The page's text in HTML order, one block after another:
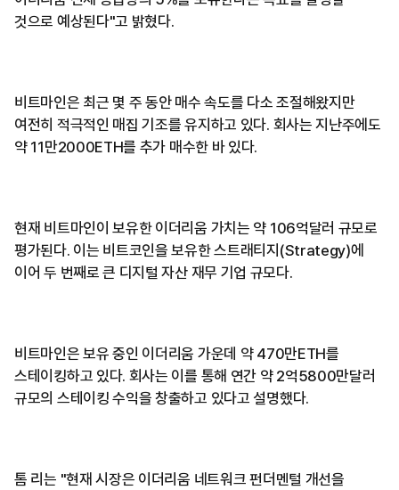
것으로 예상된다"고 밝혔다.
비트마인은 최근 몇 주 동안 매수 속도를 다소 조절해왔지만
여전히 적극적인 매집 기조를 유지하고 있다. 회사는 지난주에도
약 11만2000ETH를 추가 매수한 바 있다.
현재 비트마인이 보유한 이더리움 가치는 약 106억달러 규모로
평가된다. 이는 비트코인을 보유한 스트래티지(Strategy)에
이어 두 번째로 큰 디지털 자산 재무 기업 규모다.
비트마인은 보유 중인 이더리움 가운데 약 470만ETH를
스테이킹하고 있다. 회사는 이를 통해 연간 약 2억5800만달러
규모의 스테이킹 수익을 창출하고 있다고 설명했다.
톰 리는 "현재 시장은 이더리움 네트워크 펀더멘털 개선을